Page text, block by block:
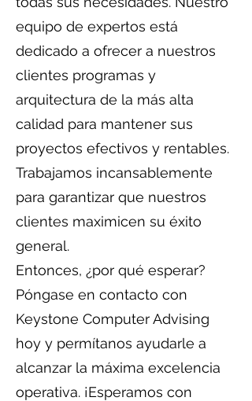
equipo de expertos está
dedicado a ofrecer a nuestros
clientes programas y
arquitectura de la más alta
calidad para mantener sus
proyectos efectivos y rentables.
Trabajamos incansablemente
para garantizar que nuestros
clientes maximicen su éxito
general.
Entonces, ¿por qué esperar?
Póngase en contacto con
Keystone Computer Advising
hoy y permítanos ayudarle a
alcanzar la máxima excelencia
operativa. ¡Esperamos con